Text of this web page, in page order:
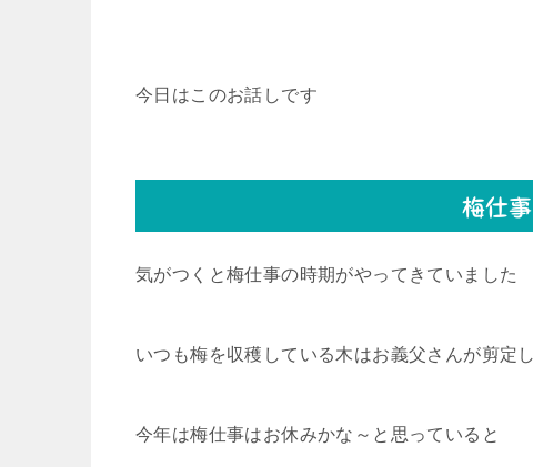
今日はこのお話しです
梅仕
気がつくと梅仕事の時期がやってきていました
いつも梅を収穫している木はお義父さんが剪定
今年は梅仕事はお休みかな～と思っていると